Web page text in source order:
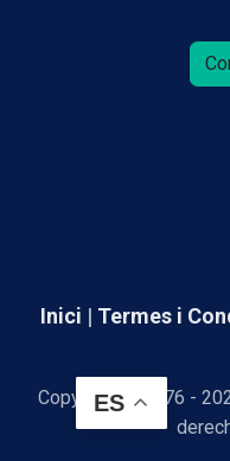
Inici | Termes i
Copyright © 1976 -
ES